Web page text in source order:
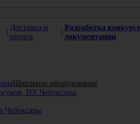
|
Доставка и
оплата
|
Разработка
документации
Школьное оборудование